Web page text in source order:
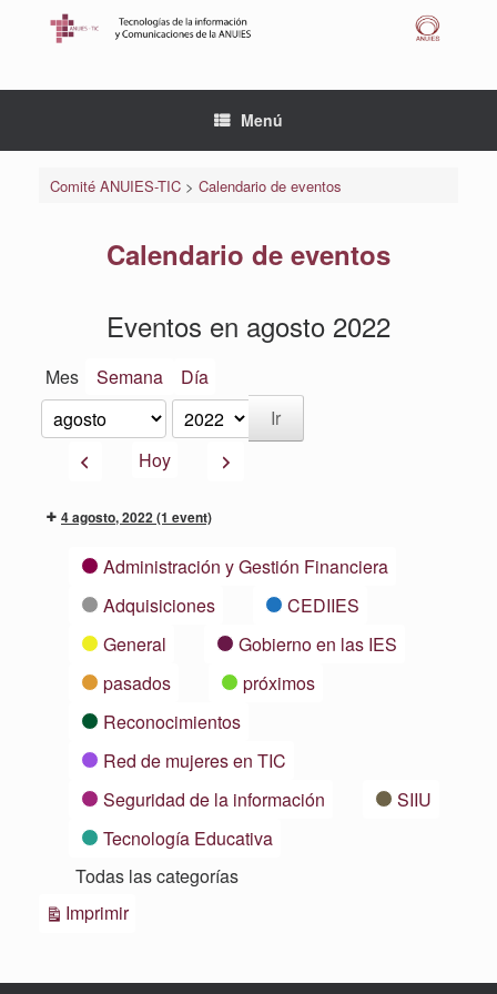
Menú
Comité ANUIES-TIC> Calendario de eventos
Calendario de eventos
Eventos en agosto 2022
Mes Semana Día
Mes
Año
AnteriorHoy Siguiente
4 agosto, 2022(1 event)
CategoríasAdministración y Gestión Financiera
Adquisiciones
CEDIIES
General
Gobierno en las IES
pasados
próximos
Reconocimientos
Red de mujeres en TIC
Seguridad de la información
SIIU
Tecnología Educativa
Todas las categorías
ImprimirVistas